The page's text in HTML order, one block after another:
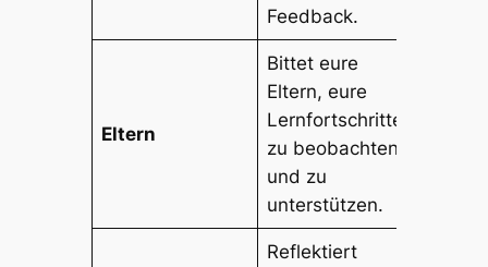
Feedback.
Eltern
Bittet eure
Eltern, eure
Lernfortschritte
zu beobachten
und zu
unterstützen.
Reflektiert